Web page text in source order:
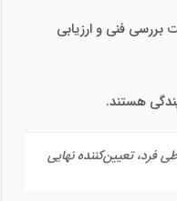
فنی و ارزیابی
هستند.
فرد، تعیین‌کننده نهایی